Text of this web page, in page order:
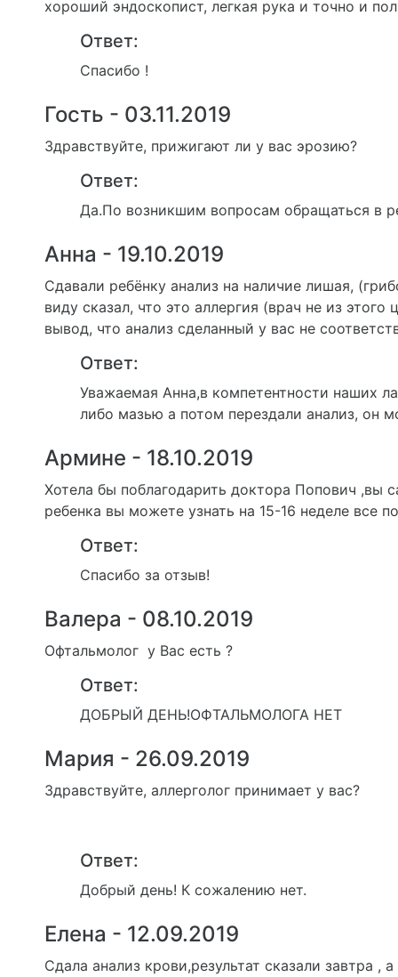
хороший эндоскопист, легкая рука и точно и
Ответ:
Спасибо !
Гость - 03.11.2019
Здравствуйте, прижигают ли у вас эрозию?
Ответ:
Да.По возникшим вопросам обращаться в
Анна - 19.10.2019
Сдавали ребёнку анализ на наличие лишая,
виду сказал, что это аллергия (врач не из
вывод, что анализ сделанный у вас не
Ответ:
Уважаемая Анна,в компетентности наших
либо мазью а потом перездали анализ, он
Армине - 18.10.2019
Хотела бы поблагодарить доктора Попович ,вы
ребенка вы можете узнать на 15-16 неделе все
Ответ:
Спасибо за отзыв!
Валера - 08.10.2019
Офтальмолог у Вас есть ?
Ответ:
ДОБРЫЙ ДЕНЬ!ОФТАЛЬМОЛОГА НЕТ
Мария - 26.09.2019
Здравствуйте, аллерголог принимает у вас?
Ответ:
Добрый день! К сожалению нет.
Елена - 12.09.2019
Сдала анализ крови,результат сказали завтра